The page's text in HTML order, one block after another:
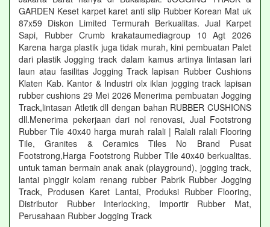
GARDEN Keset karpet karet anti slip Rubber Korean Mat uk
87x59 Diskon Limited Termurah Berkualitas. Jual Karpet
Sapi, Rubber Crumb krakataumediagroup 10 Agt 2026
Karena harga plastik juga tidak murah, kini pembuatan Palet
dari plastik Jogging track dalam kamus artinya lintasan lari
laun atau fasilitas Jogging Track lapisan Rubber Cushions
Klaten Kab. Kantor & Industri olx iklan jogging track lapisan
rubber cushions 29 Mei 2026 Menerima pembuatan Jogging
Track,lintasan Atletik dll dengan bahan RUBBER CUSHIONS
dll.Menerima pekerjaan dari nol renovasi, Jual Footstrong
Rubber Tile 40x40 harga murah ralali | Ralali ralali Flooring
Tile, Granites & Ceramics Tiles No Brand Pusat
Footstrong,Harga Footstrong Rubber Tile 40x40 berkualitas.
untuk taman bermain anak anak (playground), jogging track,
lantai pinggir kolam renang rubber Pabrik Rubber Jogging
Track, Produsen Karet Lantai, Produksi Rubber Flooring,
Distributor Rubber Interlocking, Importir Rubber Mat,
Perusahaan Rubber Jogging Track